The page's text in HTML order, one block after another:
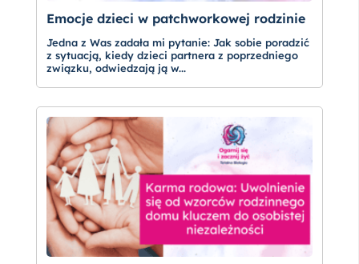
Emocje dzieci w patchworkowej rodzinie
Jedna z Was zadała mi pytanie: Jak sobie poradzić
z sytuacją, kiedy dzieci partnera z poprzedniego
związku, odwiedzają ją w...